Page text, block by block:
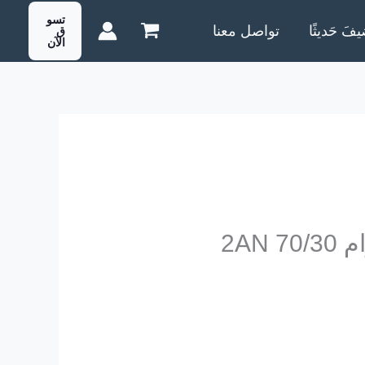
حَديثًا تواصل معنا
تسو
ق
الآن
قصدير 100 جرام 2AN 70/30